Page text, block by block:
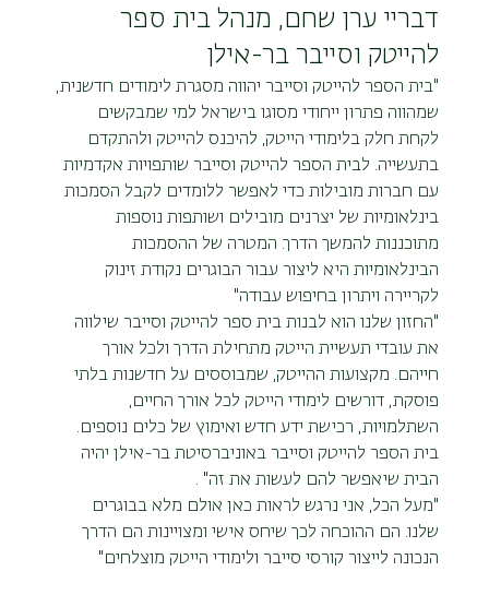
דבריי ערן שחם, מנהל בית ספר
להייטק וסייבר בר-אילן
"בית הספר להייטק וסייבר יהווה מסגרת לימודים חדשנית,
שמהווה פתרון ייחודי מסוגו בישראל למי שמבקשים
לקחת חלק בלימודי הייטק, להיכנס להייטק ולהתקדם
בתעשייה. לבית הספר להייטק וסייבר שותפויות אקדמיות
עם חברות מובילות כדי לאפשר ללומדים לקבל הסמכות
בינלאומיות של יצרנים מובילים ושותפות נוספות
מתוכננות להמשך הדרך. המטרה של ההסמכות
הבינלאומיות היא ליצור עבור הבוגרים נקודת זינוק
לקריירה ויתרון בחיפוש עבודה"
"החזון שלנו הוא לבנות בית ספר להייטק וסייבר שילווה
את עובדי תעשיית הייטק מתחילת הדרך ולכל אורך
חייהם. מקצועות ההייטק, שמבוססים על חדשנות בלתי
פוסקת, דורשים לימודי הייטק לכל אורך החיים,
השתלמויות, רכישת ידע חדש ואימוץ של כלים נוספים.
בית הספר להייטק וסייבר באוניברסיטת בר-אילן יהיה
הבית שיאפשר להם לעשות את זה" .
"מעל הכל, אני נרגש לראות כאן אולם מלא בבוגרים
שלנו. הם ההוכחה לכך שיחס אישי ומצויינות הם הדרך
הנכונה לייצור קורסי סייבר ולימודי הייטק מוצלחים"